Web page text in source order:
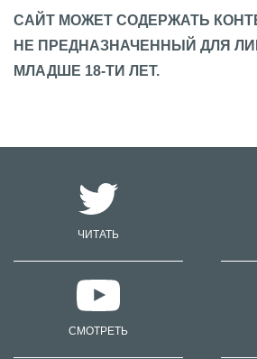
САЙТ МОЖЕТ СОДЕРЖАТЬ
НЕ ПРЕДНАЗНАЧЕННЫЙ ДЛЯ
МЛАДШЕ 18-ТИ ЛЕТ.
ЧИТАТЬ
СМОТРЕТЬ